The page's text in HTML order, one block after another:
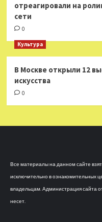
отреагировали на
сети
0
Культура
В Москве открыли 12
искусства
0
Все материалы на данном сайте
исключительно в ознакомительных
владельцам. Администрация сайта
несет.